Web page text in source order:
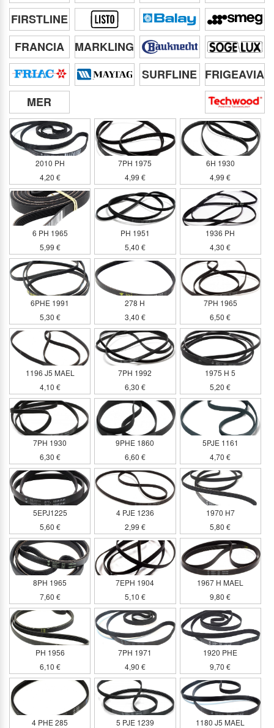
FIRSTLINE
FRANCIA
MARKLING
SURFLINE FRIGEAVIA
MER
2010 PH
4,20 €
7PH 1975
4,99 €
6H 1930
4,99 €
6 PH 1965
5,99 €
PH 1951
5,40 €
1936 PH
4,30 €
6PHE 1991
5,30 €
278 H
3,40 €
7PH 1965
6,50 €
1196 J5 MAEL
4,10 €
7PH 1992
6,30 €
1975 H 5
5,20 €
7PH 1930
6,30 €
9PHE 1860
6,60 €
5PJE 1161
4,70 €
5EPJ1225
5,60 €
4 PJE 1236
2,99 €
1970 H7
5,80 €
8PH 1965
7,60 €
7EPH 1904
5,10 €
1967 H MAEL
9,80 €
PH 1956
6,10 €
7PH 1971
4,90 €
1920 PHE
9,70 €
4 PHE 285
5 PJE 1239
1180 J5 MAEL